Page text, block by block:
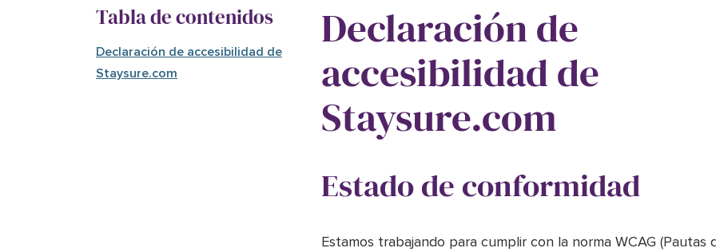
Tabla de contenidos
Declaración de accesibilidad de
Staysure.com
Declaración de
accesibilidad de
Staysure.com
Estado de conformidad
Estamos trabajando para cumplir con la norma WCAG (Pautas